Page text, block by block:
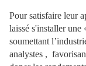
Pour satisfaire leur
laissé s'installer une
soumettant
analystes ,